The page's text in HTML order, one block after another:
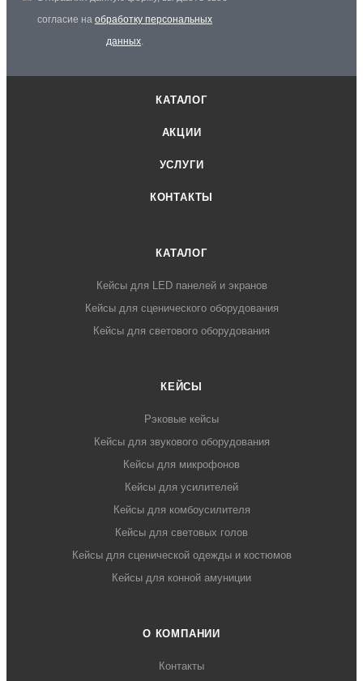
согласие на обработку персональных
данных
КАТАЛОГ
АКЦИИ
УСЛУГИ
КОНТАКТЫ
КАТАЛОГ
Кейсы для LED панелей и экранов
Кейсы для сценического оборудования
Кейсы для светового оборудования
КЕЙСЫ
Рэковые кейсы
Кейсы для звукового оборудования
Кейсы для микрофонов
Кейсы для усилителей
Кейсы для комбоусилителя
Кейсы для световых голов
Кейсы для сценической одежды и костюмов
Кейсы для конной амуниции
О КОМПАНИИ
Контакты